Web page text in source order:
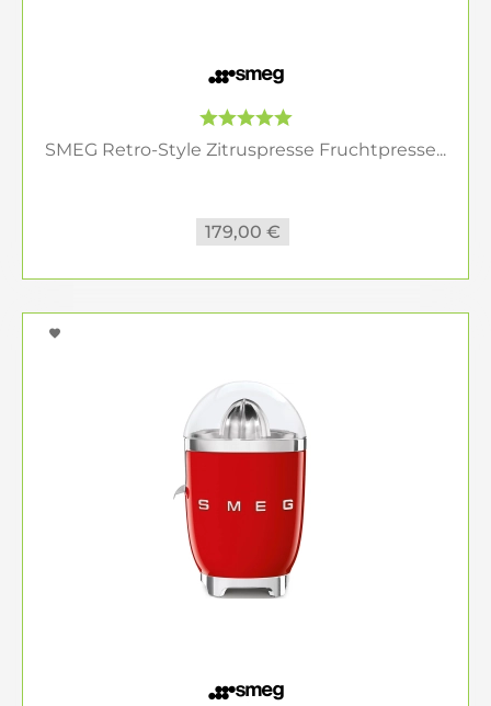
SMEG Retro-Style Zitruspresse Fruchtpresse...
179,00 €